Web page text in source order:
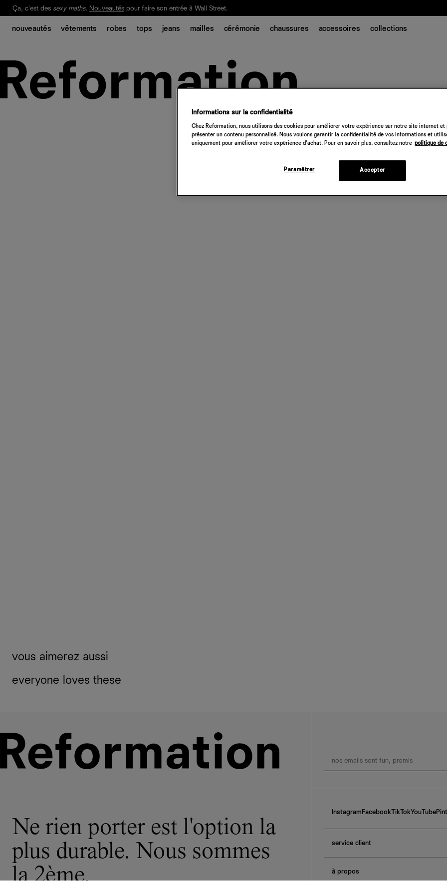
Notre Bilan Responsable 2025 est ici. Lisez-le
Ça, c'est des sexy maths. Nouveautés pour faire son entrée à Wall Street.
nouveautés vêtements robes tops jeans mailles cérémonie chaussures accessoires collections
vous aimerez aussi
everyone loves these
Ne rien porter est l'option la
plus durable. Nous sommes
la 2ème.
Instagram FacebookTikTokYouTube
service client
contactez-nous
à propos
Informations sur la confidentialité
Chez Reformation, nous utilisons des cookies pour améliorer votre expérience sur notre site internet et
présenter un contenu personnalisé. Nous voulons garantir la confidentialité de vos informations et
uniquement pour améliorer votre expérience d'achat. Pour en savoir plus, consultez notre politique de
Paramétrer Accepter